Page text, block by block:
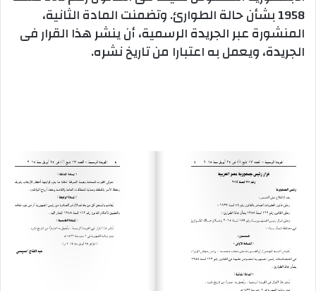
1958 بشأن حالة الطوارئ. وتضمنت المادة الثانية،
المنشورة عبر الجريدة الرسمية، أن ينشر هذا القرار فى
الجريدة، ويعمل به اعتبارا من تاريخ نشره.